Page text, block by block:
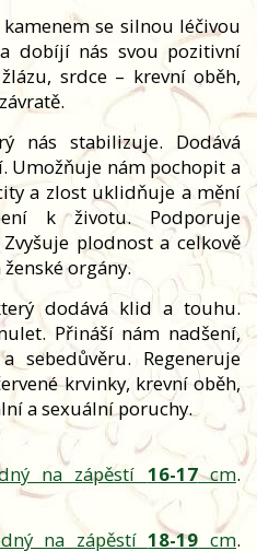
se silnou léčivou
dobíjí nás svou pozitivní
srdce – krevní oběh,
nás stabilizuje. Dodává
Umožňuje nám pochopit a
a zlost uklidňuje a mění
k životu. Podporuje
plodnost a celkově
orgány.
dodává klid a touhu.
Přináší nám nadšení,
sebedůvěru. Regeneruje
krvinky, krevní oběh,
a sexuální poruchy.
na zápěstí 16-17cm.
na zápěstí18-19 cm.